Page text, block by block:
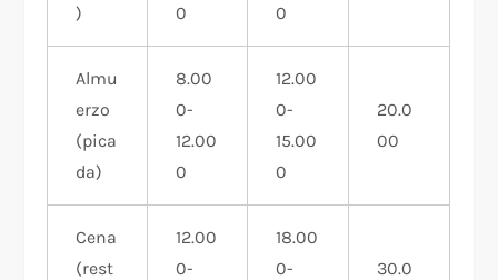
)
0
0
Almu
erzo
(pica
da)
8.00
0-
12.00
0 ​
12.00
0-
15.00
0
20.0
00
Cena
(rest
12.00
0-
18.00
0-
30.0